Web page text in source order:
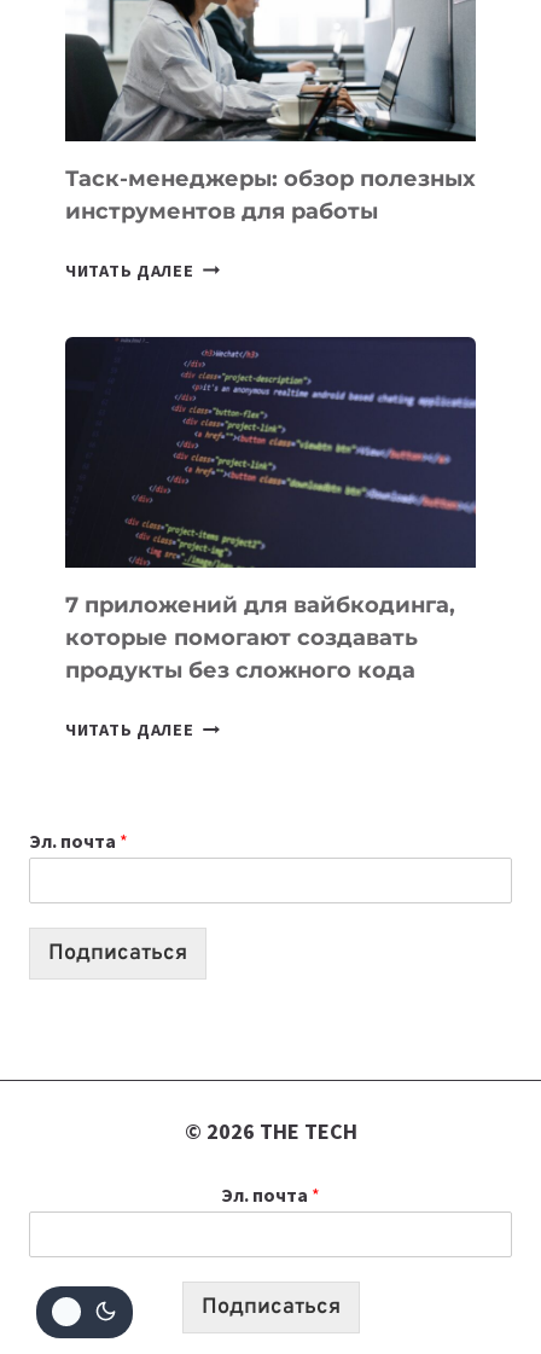
ЗАДАЧИ
ЕМУ
МОЖНО
ПОРУЧИТЬ
УЖЕ
СЕГОДНЯ
Таск-менеджеры: обзор полезных
инструментов для работы
ЧИТАТЬ ДАЛЕЕ ТАСК-
ПОЛЕЗНЫХ
ИНСТРУМЕНТОВ
ДЛЯ
РАБОТЫ
7 приложений для вайбкодинга,
которые помогают создавать
продукты без сложного кода
ЧИТАТЬ ДАЛЕЕ
СОЗДАВАТЬ
ПРОДУКТЫ
Эл. почта *
Подписаться
© 2026 THE TECH
Эл. почта *
Подписаться